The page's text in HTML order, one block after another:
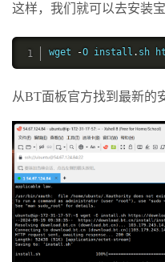
这样，我们就可以去安装宝
wget -O install . sh
从BT面板官方找到最新的